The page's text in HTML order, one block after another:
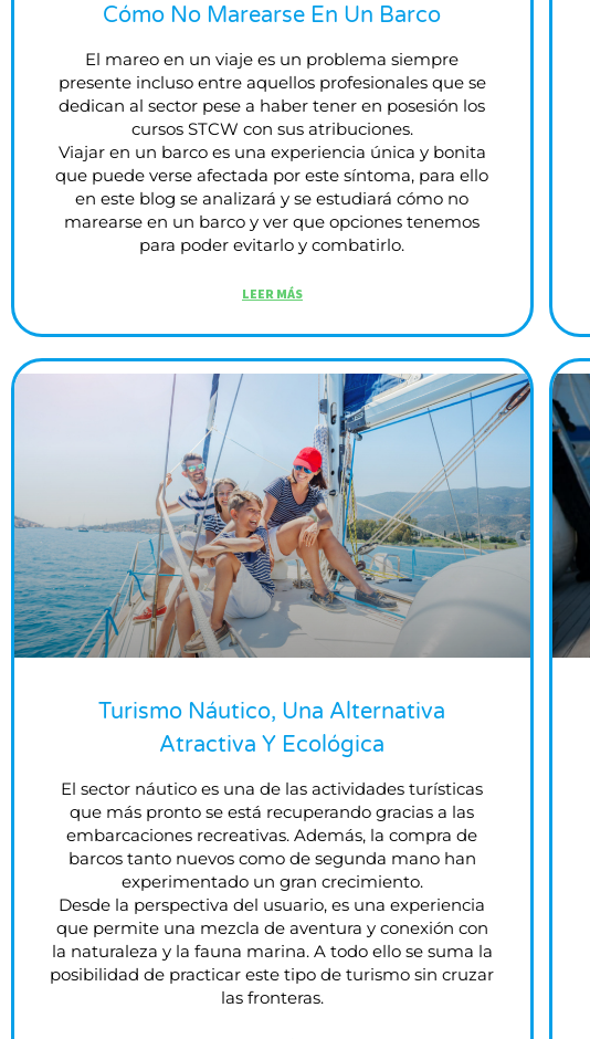
Cómo No Marearse En Un Barco
El mareo en un viaje es un problema siempre
presente incluso entre aquellos profesionales que se
dedican al sector pese a haber tener en posesión los
cursos STCW con sus atribuciones.
Viajar en un barco es una experiencia única y bonita
que puede verse afectada por este síntoma, para ello
en este blog se analizará y se estudiará cómo no
marearse en un barco y ver que opciones tenemos
para poder evitarlo y combatirlo.
LEER MÁS
Turismo Náutico, Una Alternativa
Atractiva Y Ecológica
El sector náutico es una de las actividades turísticas
que más pronto se está recuperando gracias a las
embarcaciones recreativas. Además, la compra de
barcos tanto nuevos como de segunda mano han
experimentado un gran crecimiento.
Desde la perspectiva del usuario, es una experiencia
que permite una mezcla de aventura y conexión con
la naturaleza y la fauna marina. A todo ello se suma la
posibilidad de practicar este tipo de turismo sin cruzar
las fronteras.